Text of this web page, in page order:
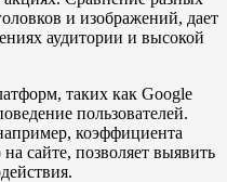
и изображений, дает
аудитории и высокой
таких как Google
пользователей.
коэффициента
сайте, позволяет выявить